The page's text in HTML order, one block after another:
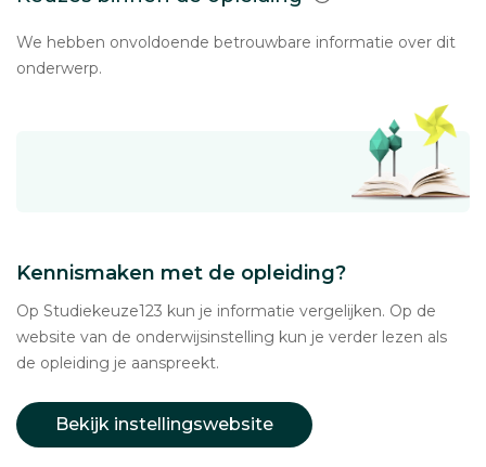
We hebben onvoldoende betrouwbare informatie over dit
onderwerp.
Kennismaken met de opleiding?
Op Studiekeuze123 kun je informatie vergelijken. Op de
website van de onderwijsinstelling kun je verder lezen als
de opleiding je aanspreekt.
Bekijk instellingswebsite